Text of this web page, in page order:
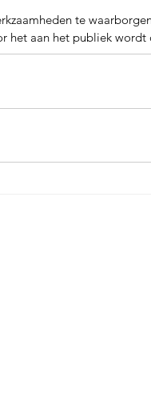
te
het aan het publiek wordt